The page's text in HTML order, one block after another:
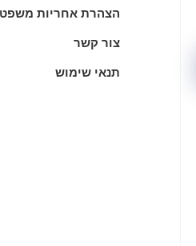
הצהרת אחריות
צור קשר
תנאי שימוש